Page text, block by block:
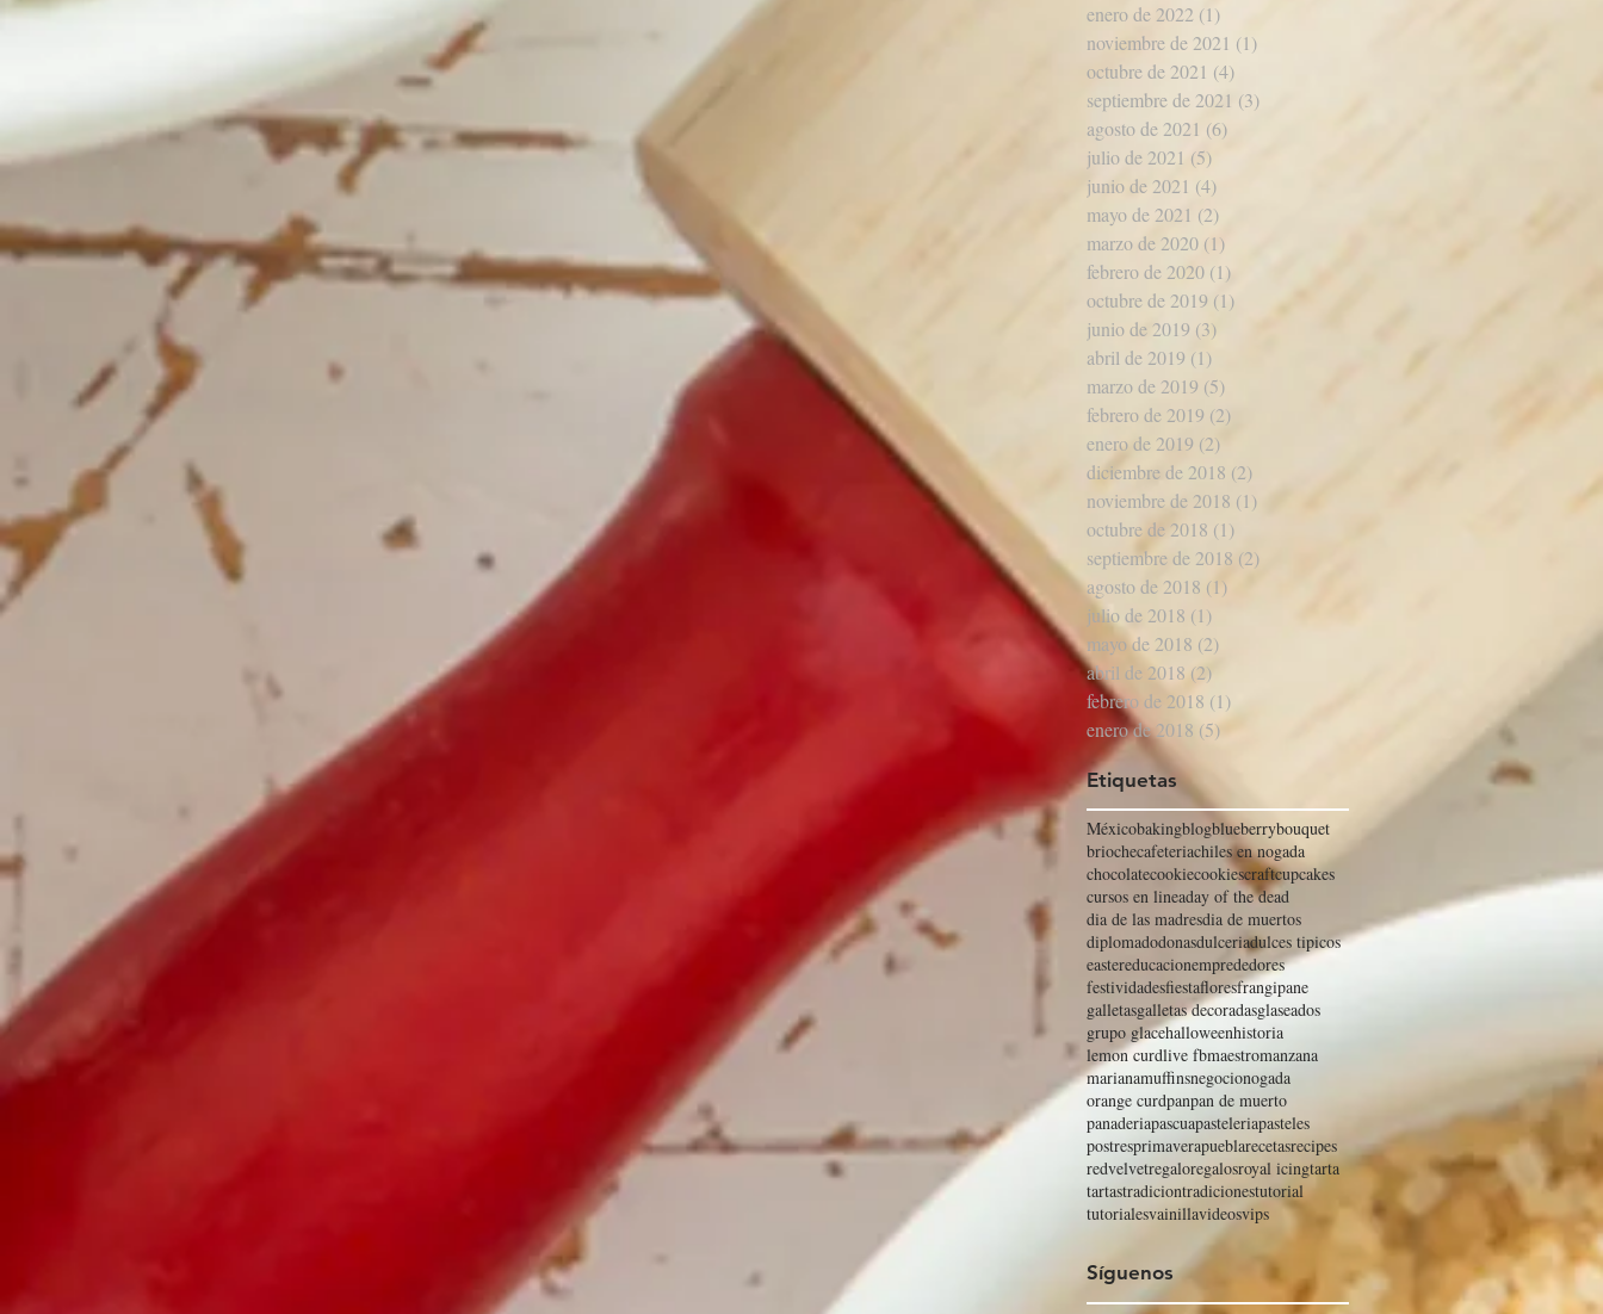
enero de 2022 (1)
noviembre de 2021 (1)
octubre de 2021 (4)
septiembre de 2021 (3)
agosto de 2021 (6)
julio de 2021 (5)
junio de 2021 (4)
mayo de 2021 (2)
marzo de 2020 (1)
febrero de 2020 (1)
octubre de 2019 (1) 1 entrada
junio de 2019 (3)
abril de 2019 (1)
marzo de 2019 (5)
febrero de 2019 (2)
enero de 2019 (2)
diciembre de 2018 (2)
noviembre de 2018 (1)
octubre de 2018 (1)
septiembre de 2018 (2)
agosto de 2018 (1)
julio de 2018 (1)
mayo de 2018 (2)
abril de 2018 (2)
febrero de 2018 (1)
enero de 2018 (5)
Etiquetas
Méxicobakingblogblueberrybouquet
briochecafeteriachiles en nogada
chocolatecookiecookiescraftcupcakes
cursos en lineaday of the dead
dia de las madresdia de muertos
diplomadodonasdulceriadulces tipicos
eastereducacionemprededores
festividadesfiestafloresfrangipane
galletasgalletas decoradasglaseados
grupo glacehalloweenhistoria
lemon curdlive fbmaestromanzana
marianamuffinsnegocionogada
orange curdpanpan de muerto
panaderiapascuapasteleriapasteles
postresprimaverapueblarecetasrecipes
redvelvetregaloregalosroyal icingtarta
tartastradiciontradicionestutorial
tutorialesvainillavideosvips
Síguenos